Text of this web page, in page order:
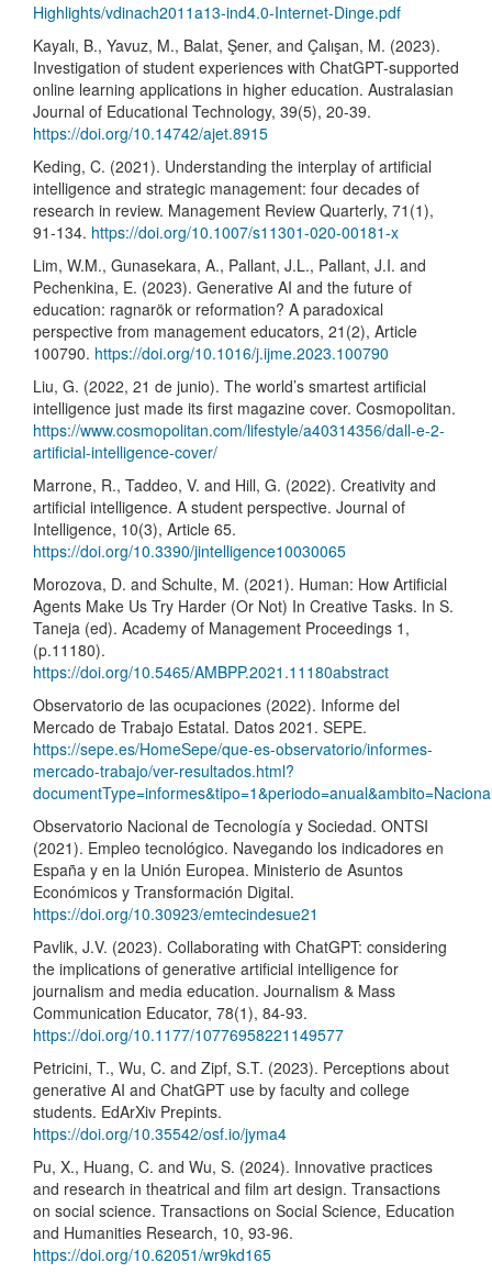
Highlights/vdinach2011a13-ind4.0-Internet-Dinge.pdf
Kayalı, B., Yavuz, M., Balat, Şener, and Çalışan, M. (2023).
Investigation of student experiences with ChatGPT-supported
online learning applications in higher education. Australasian
Journal of Educational Technology, 39(5), 20-39.
https://doi.org/10.14742/ajet.8915
Keding, C. (2021). Understanding the interplay of artificial
intelligence and strategic management: four decades of
research in review. Management Review Quarterly, 71(1),
91-134. https://doi.org/10.1007/s11301-020-00181-x
Lim, W.M., Gunasekara, A., Pallant, J.L., Pallant, J.I. and
Pechenkina, E. (2023). Generative AI and the future of
education: ragnarök or reformation? A paradoxical
perspective from management educators, 21(2), Article
100790. https://doi.org/10.1016/j.ijme.2023.100790
Liu, G. (2022, 21 de junio). The world’s smartest artificial
intelligence just made its first magazine cover. Cosmopolitan.
https://www.cosmopolitan.com/lifestyle/a40314356/dall-e-2-
artificial-intelligence-cover/
Marrone, R., Taddeo, V. and Hill, G. (2022). Creativity and
artificial intelligence. A student perspective. Journal of
Intelligence, 10(3), Article 65.
https://doi.org/10.3390/jintelligence10030065
Morozova, D. and Schulte, M. (2021). Human: How Artificial
Agents Make Us Try Harder (Or Not) In Creative Tasks. In S.
Taneja (ed). Academy of Management Proceedings 1,
(p.11180).
https://doi.org/10.5465/AMBPP.2021.11180abstract
Observatorio de las ocupaciones (2022). Informe del
Mercado de Trabajo Estatal. Datos 2021. SEPE.
https://sepe.es/HomeSepe/que-es-observatorio/informes-
mercado-trabajo/ver-resultados.html?
Observatorio Nacional de Tecnología y Sociedad. ONTSI
(2021). Empleo tecnológico. Navegando los indicadores en
España y en la Unión Europea. Ministerio de Asuntos
Económicos y Transformación Digital.
https://doi.org/10.30923/emtecindesue21
Pavlik, J.V. (2023). Collaborating with ChatGPT: considering
the implications of generative artificial intelligence for
journalism and media education. Journalism & Mass
Communication Educator, 78(1), 84-93.
https://doi.org/10.1177/10776958221149577
Petricini, T., Wu, C. and Zipf, S.T. (2023). Perceptions about
generative AI and ChatGPT use by faculty and college
students. EdArXiv Prepints.
https://doi.org/10.35542/osf.io/jyma4
Pu, X., Huang, C. and Wu, S. (2024). Innovative practices
and research in theatrical and film art design. Transactions
on social science. Transactions on Social Science, Education
and Humanities Research, 10, 93-96.
https://doi.org/10.62051/wr9kd165